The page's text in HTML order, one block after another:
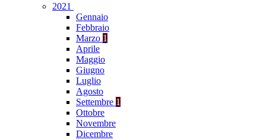
2021
Gennaio
Febbraio
Marzo 1
Aprile
Maggio
Giugno
Luglio
Agosto
Settembre 1
Ottobre
Novembre
Dicembre